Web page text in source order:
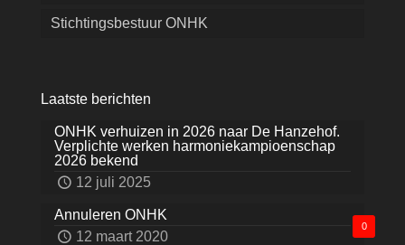
Stichtingsbestuur ONHK
Laatste berichten
ONHK verhuizen in 2026 naar De Hanzehof.
Verplichte werken harmoniekampioenschap
2026 bekend
12 juli 2025
0
Annuleren ONHK
12 maart 2020